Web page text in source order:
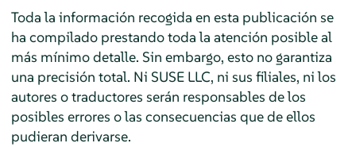
Toda la información recogida en esta publicación se
ha compilado prestando toda la atención posible al
más mínimo detalle. Sin embargo, esto no garantiza
una precisión total. Ni SUSE LLC, ni sus filiales, ni los
autores o traductores serán responsables de los
posibles errores o las consecuencias que de ellos
pudieran derivarse.